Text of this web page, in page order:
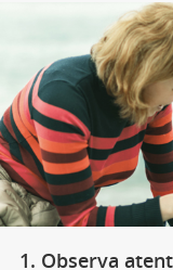
1. Observa